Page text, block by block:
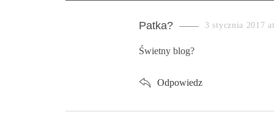
s
y
:
Patka? 3 stycznia 2017
Świetny blog?
Odpowiedz